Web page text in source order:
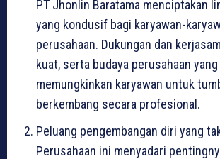
PT Jhonlin Baratama menciptakan
yang kondusif bagi karyawan-
perusahaan. Dukungan dan
kuat, serta budaya perusahaan
memungkinkan karyawan untuk
berkembang secara profesional.
Peluang pengembangan diri yang
Perusahaan ini menyadari